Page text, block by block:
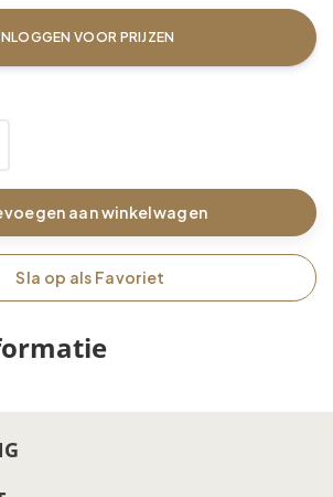
VOOR PRIJZEN
aan winkelwagen
Sla op als Favoriet